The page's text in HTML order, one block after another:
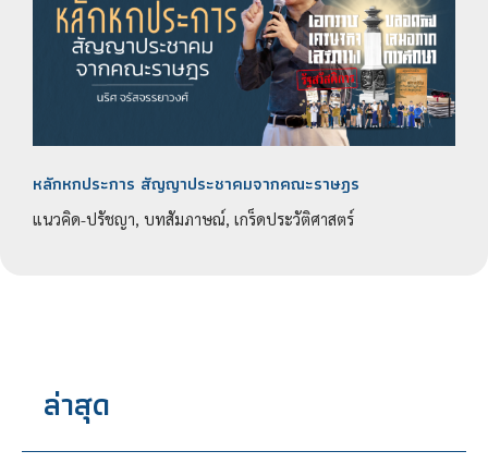
หลักหกประการ สัญญาประชาคมจากคณะราษฎร
แนวคิด-ปรัชญา, บทสัมภาษณ์, เกร็ดประวัติศาสตร์
ล่าสุด